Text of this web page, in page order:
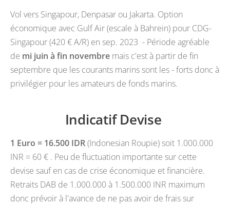
Vol vers Singapour, Denpasar ou Jakarta. Option
économique avec Gulf Air (escale à Bahrein) pour CDG-
Singapour (420 € A/R) en sep. 2023 - Période agréable
de mi juin à fin novembre mais c'est à partir de fin
septembre que les courants marins sont les - forts donc à
privilégier pour les amateurs de fonds marins.
Indicatif Devise
1 Euro = 16.500 IDR(Indonesian Roupie) soit 1.000.000
INR = 60 € . Peu de fluctuation importante sur cette
devise sauf en cas de crise économique et financière.
Retraits DAB de 1.000.000 à 1.500.000 INR maximum
donc prévoir à l'avance de ne pas avoir de frais sur